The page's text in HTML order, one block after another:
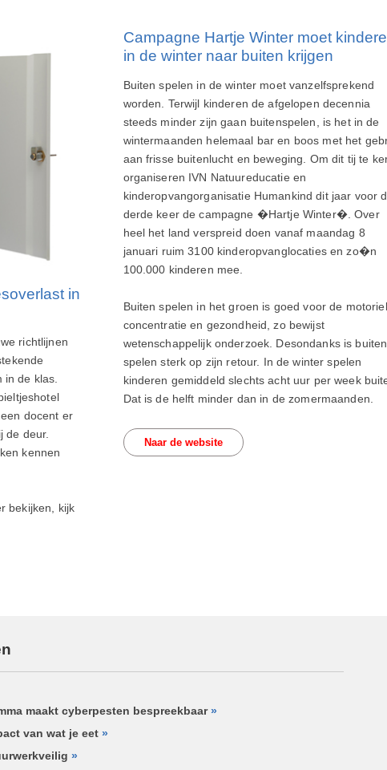
in
richtlijnen
de klas.
docent er
de deur.
kennen
bekijken, kijk
Campagne Hartje Winter moet
in de winter naar buiten krijgen
Buiten spelen in de winter moet vanzelfsprekend
worden. Terwijl kinderen de afgelopen decennia
steeds minder zijn gaan buitenspelen, is het in de
wintermaanden helemaal bar en boos met het
aan frisse buitenlucht en beweging. Om dit tij te
organiseren IVN Natuureducatie en
kinderopvangorganisatie Humankind dit jaar voor
derde keer de campagne �Hartje Winter�. Over
heel het land verspreid doen vanaf maandag 8
januari ruim 3100 kinderopvanglocaties en zo�n
100.000 kinderen mee.
Buiten spelen in het groen is goed voor de
concentratie en gezondheid, zo bewijst
wetenschappelijk onderzoek. Desondanks is buiten
spelen sterk op zijn retour. In de winter spelen
kinderen gemiddeld slechts acht uur per week
Dat is de helft minder dan in de zomermaanden.
Naar de website
maakt cyberpesten bespreekbaar»
van wat je eet»
»